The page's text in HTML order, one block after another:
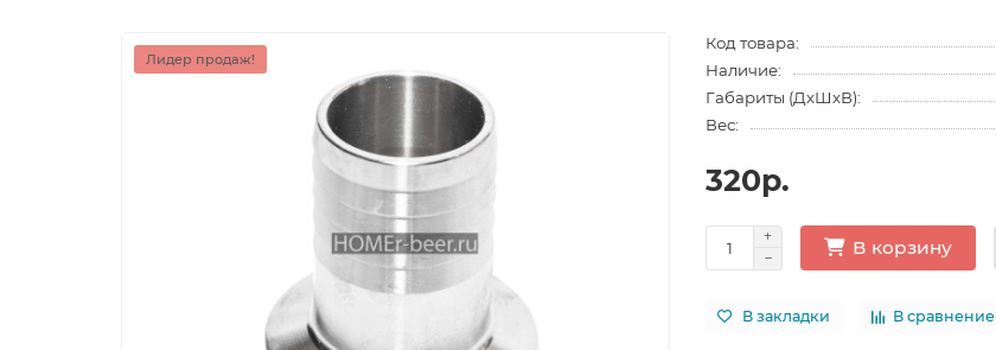
Лидер продаж!
Код товара:
Наличие:
Габариты (ДхШхВ):
Вес:
320р.
В корзину
В закладки В сравнение